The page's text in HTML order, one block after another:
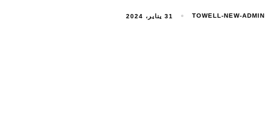
TOWELL-NEW-ADMIN 31 يناير، 2024